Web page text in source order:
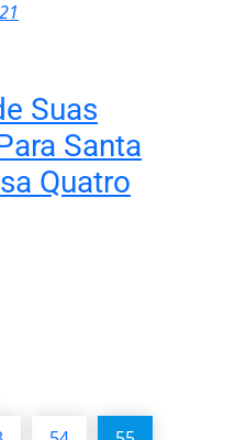
Suas
Santa
Quatro